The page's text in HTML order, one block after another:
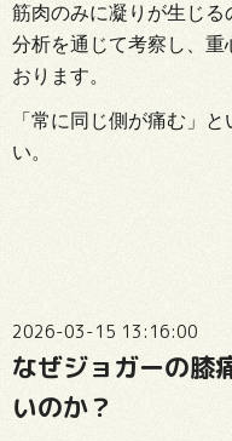
筋肉のみに凝りが生じ
分析を通じて考察し、重
おります。
「常に同じ側が痛む」
い。
2026-03-15 13:16:00
なぜジョガーの膝
いのか？